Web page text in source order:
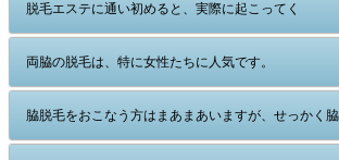
脱毛エステに通い初めると、実際に起こってく
両脇の脱毛は、特に女性たちに人気です。
脇脱毛をおこなう方はまあまあいますが、せっかく